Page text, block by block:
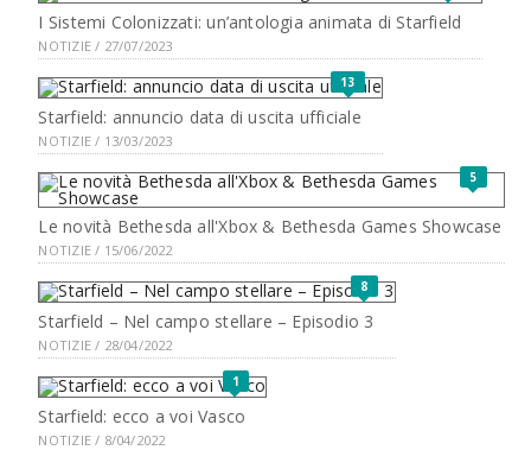
I Sistemi Colonizzati: un’antologia animata di Starfield
NOTIZIE / 27/07/2023
13
Starfield: annuncio data di uscita ufficiale
NOTIZIE / 13/03/2023
5
Le novità Bethesda all'Xbox & Bethesda Games Showcase
NOTIZIE / 15/06/2022
8
Starfield – Nel campo stellare – Episodio 3
NOTIZIE / 28/04/2022
1
Starfield: ecco a voi Vasco
NOTIZIE / 8/04/2022